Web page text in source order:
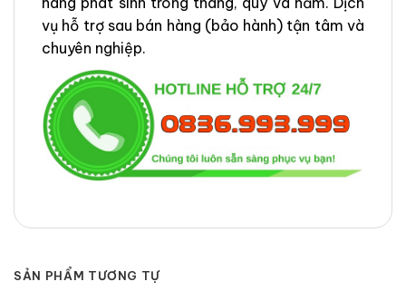
vụ hỗ trợ sau bán hàng (bảo hành) tận tâm và
chuyên nghiệp.
SẢN PHẨM TƯƠNG TỰ